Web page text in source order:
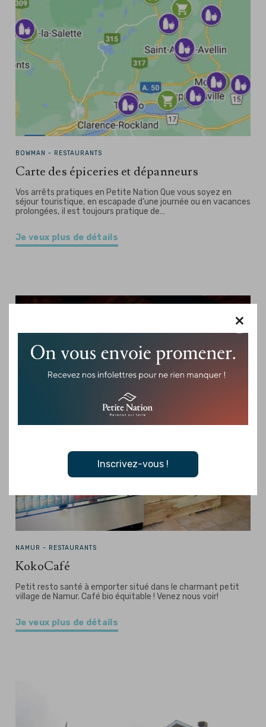
×
Inscrivez-vous !
BOWMAN - RESTAURANTS
Carte des épiceries et dépanneurs
Vos arrêts pratiques en Petite Nation Que vous soyez en
séjour touristique, en escapade d’une journée ou en vacances
prolongées, il est toujours pratique de…
Je veux plus de détails
NAMUR - RESTAURANTS
KokoCafé
Petit resto santé à emporter situé dans le charmant petit
village de Namur. Café bio équitable ! Venez nous voir!
Je veux plus de détails